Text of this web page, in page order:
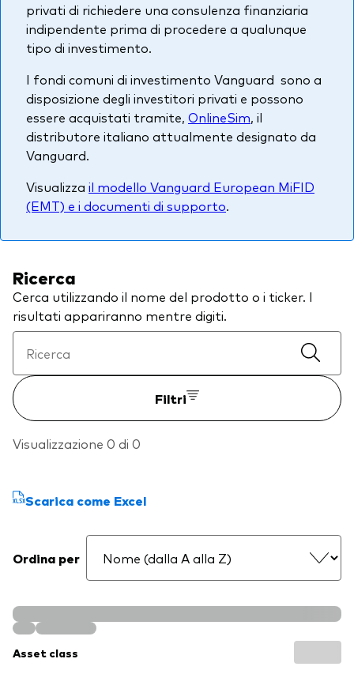
privati di richiedere una consulenza finanziaria
indipendente prima di procedere a qualunque
tipo di investimento.
I fondi comuni di investimento Vanguard sono a
disposizione degli investitori privati e possono
essere acquistati tramite, OnlineSim, il
distributore italiano attualmente designato da
Vanguard.
Visualizza il modello Vanguard European MiFID
(EMT) e i documenti di supporto.
Ricerca
Cerca utilizzando il nome del prodotto o i ticker. I
risultati appariranno mentre digiti.
Filtri
Visualizzazione 0 di 0
Scarica come Excel
Ordina per
Asset class